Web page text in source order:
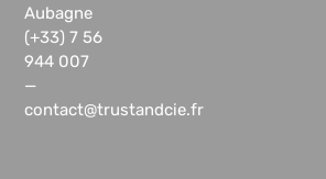
Aubagne
(+33) 7 56
944 007
—
contact@trustandcie.fr